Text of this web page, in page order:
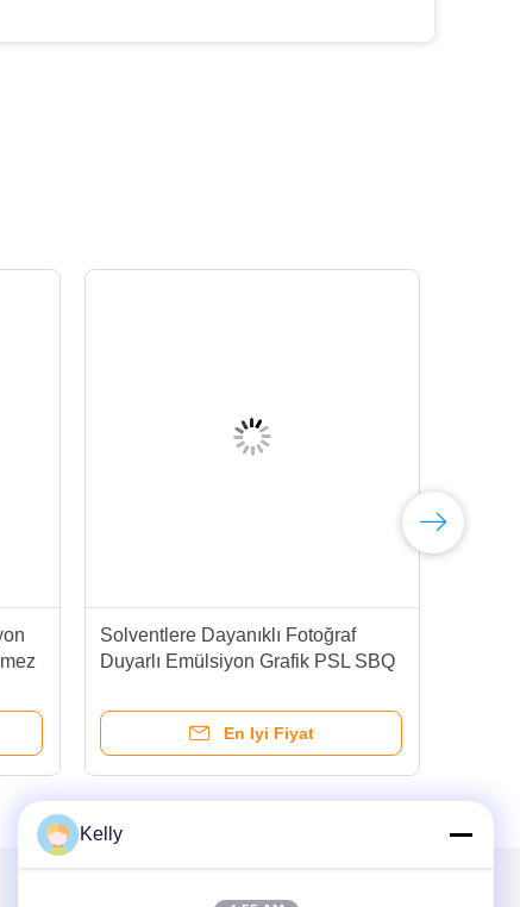
Solventlere Dayanıklı Fotoğraf
Duyarlı Emülsiyon Grafik PSL SBQ
En Iyi Fiyat
Kelly